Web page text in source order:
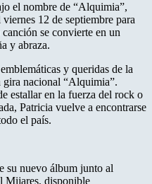
el nombre de “Alquimia”,
12 de septiembre para
se convierte en un
y abraza.
y queridas de la
gira nacional “Alquimia”.
estallar en la fuerza del rock o
Patricia vuelve a encontrarse
el país.
su nuevo álbum junto al
Mijares, disponible